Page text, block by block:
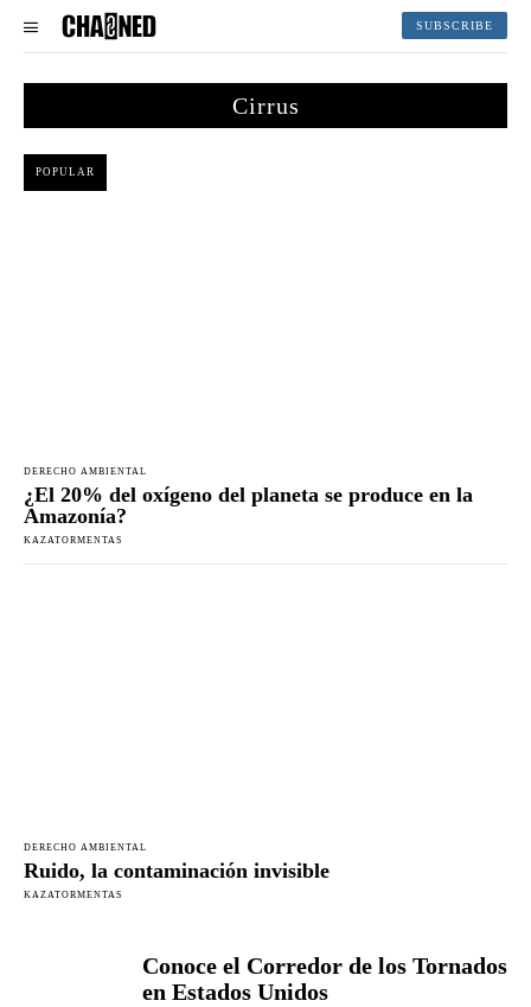
SUBSCRIBE
Cirrus
POPULAR
DERECHO AMBIENTAL
¿El 20% del oxígeno del planeta se produce en la
Amazonía?
KAZATORMENTAS
DERECHO AMBIENTAL
Ruido, la contaminación invisible
KAZATORMENTAS
Conoce el Corredor de los Tornados
en Estados Unidos